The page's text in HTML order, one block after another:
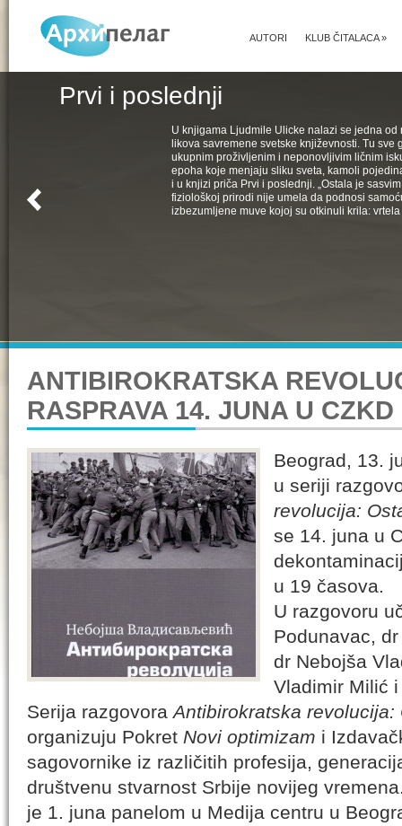
KLUB ČITALACA»
AUTORI
Prvi i poslednji
U knjigama Ljudmile Ulicke nalazi se jedna
likova savremene svetske književnosti. Tu sve
ukupnim proživljenim i neponovljivim ličnim
epoha koje menjaju sliku sveta, kamoli
i u knjizi priča Prvi i poslednji. „Ostala je
fiziološkoj prirodi nije umela da podnosi
izbezumljene muve kojoj su otkinuli krila:
ANTIBIROKRATSKA
RASPRAVA 14. JUNA U CZKD
Beograd, 13.
u seriji
revolucija:
se 14. juna u
u 19 časova.
U razgovoru
Podunavac,
dr Nebojša
Vladimir Milić
Serija razgovoraAntibirokratska
organizuju Pokret Novi optimizam i
sagovornike iz različitih profesija,
društvenu stvarnost Srbije novijeg
je 1. juna panelom u Medija centru u